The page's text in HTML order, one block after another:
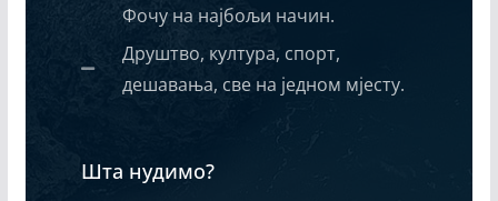
Фочу на најбољи начин.
Друштво, култура, спорт,
дешавања, све на једном мјесту.
Шта нудимо?